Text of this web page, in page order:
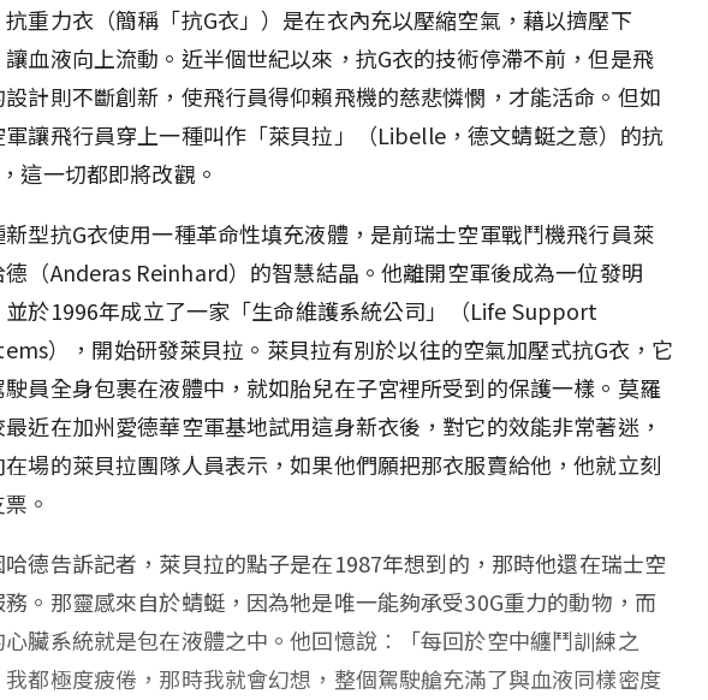
抗重力衣（簡稱「抗G衣」）是在衣內充以壓縮空氣，藉以擠壓下
讓血液向上流動。近半個世紀以來，抗G衣的技術停滯不前，但是飛
設計則不斷創新，使飛行員得仰賴飛機的慈悲憐憫，才能活命。但如
軍讓飛行員穿上一種叫作「萊貝拉」（Libelle，德文蜻蜓之意）的抗
這一切都即將改觀。
新型抗G衣使用一種革命性填充液體，是前瑞士空軍戰鬥機飛行員萊
德（Anderas Reinhard）的智慧結晶。他離開空軍後成為一位發明
並於1996年成立了一家「生命維護系統公司」（Life Support
），開始研發萊貝拉。萊貝拉有別於以往的空氣加壓式抗G衣，它
駛員全身包裹在液體中，就如胎兒在子宮裡所受到的保護一樣。莫羅
最近在加州愛德華空軍基地試用這身新衣後，對它的效能非常著迷，
在場的萊貝拉團隊人員表示，如果他們願把那衣服賣給他，他就立刻
。
哈德告訴記者，萊貝拉的點子是在1987年想到的，那時他還在瑞士空
務。那靈感來自於蜻蜓，因為牠是唯一能夠承受30G重力的動物，而
心臟系統就是包在液體之中。他回憶說︰「每回於空中纏鬥訓練之
我都極度疲倦，那時我就會幻想，整個駕駛艙充滿了與血液同樣密度